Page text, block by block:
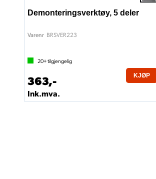
Demonteringsverktøy, 5 deler
Varenr BRSVER223
20+tilgjengelig
363,-
Ink.mva.
KJØP